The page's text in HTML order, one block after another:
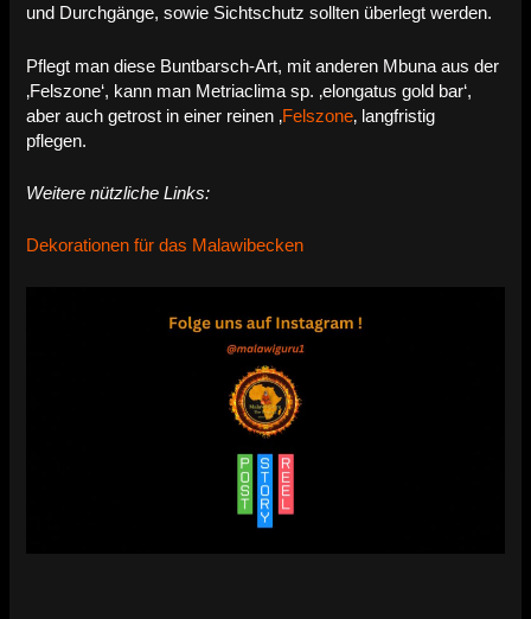
und Durchgänge, sowie Sichtschutz sollten überlegt werden.
Pflegt man diese Buntbarsch-Art, mit anderen Mbuna aus der
‚Felszone‘, kann man Metriaclima sp. ‚elongatus gold bar‘,
aber auch getrost in einer reinen ‚Felszone‚ langfristig
pflegen.
Weitere nützliche Links:
Dekorationen für das Malawibecken